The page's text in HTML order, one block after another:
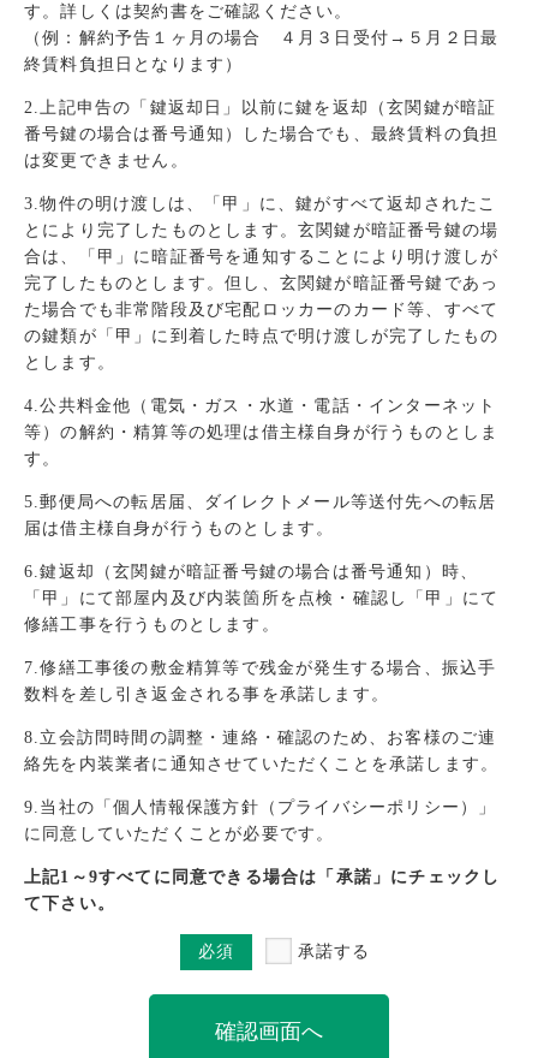
す。詳しくは契約書をご確認ください。
（例：解約予告１ヶ月の場合 ４月３日受付→５月２日最
終賃料負担日となります）
2.上記申告の「鍵返却日」以前に鍵を返却（玄関鍵が暗証
番号鍵の場合は番号通知）した場合でも、最終賃料の負担
は変更できません。
3.物件の明け渡しは、「甲」に、鍵がすべて返却されたこ
とにより完了したものとします。玄関鍵が暗証番号鍵の場
合は、「甲」に暗証番号を通知することにより明け渡しが
完了したものとします。但し、玄関鍵が暗証番号鍵であっ
た場合でも非常階段及び宅配ロッカーのカード等、すべて
の鍵類が「甲」に到着した時点で明け渡しが完了したもの
とします。
4.公共料金他（電気・ガス・水道・電話・インターネット
等）の解約・精算等の処理は借主様自身が行うものとしま
す。
5.郵便局への転居届、ダイレクトメール等送付先への転居
届は借主様自身が行うものとします。
6.鍵返却（玄関鍵が暗証番号鍵の場合は番号通知）時、
「甲」にて部屋内及び内装箇所を点検・確認し「甲」にて
修繕工事を行うものとします。
7.修繕工事後の敷金精算等で残金が発生する場合、振込手
数料を差し引き返金される事を承諾します。
8.立会訪問時間の調整・連絡・確認のため、お客様のご連
絡先を内装業者に通知させていただくことを承諾します。
9.当社の「個人情報保護方針（プライバシーポリシー）」
に同意していただくことが必要です。
上記1～9すべてに同意できる場合は「承諾」にチェックし
て下さい。
必須 承諾する